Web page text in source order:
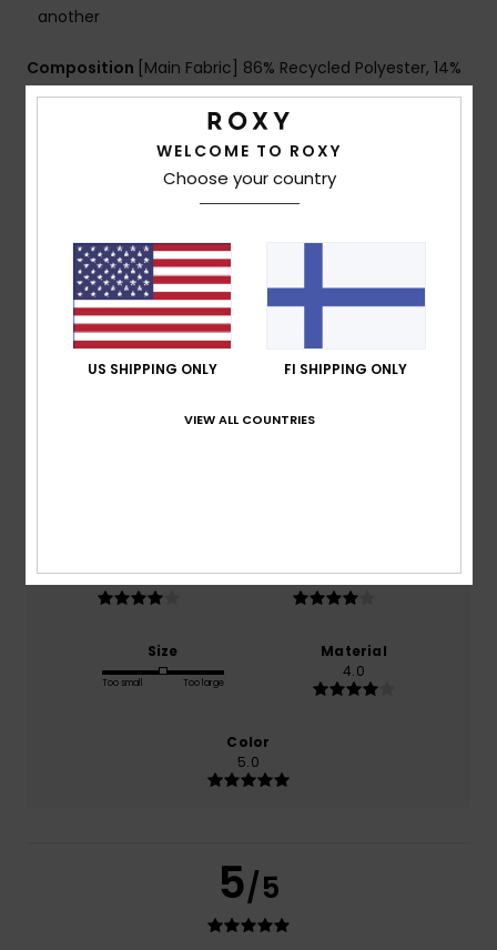
another
Composition [Main Fabric] 86% Recycled Polyester, 14%
Elastane
Shipping & Returns
Customer Reviews
Average Score
5.0/5
4.0
4.0
Size
Too small Too large
Material
4.0
Color
5.0
5/5
WELCOME TO ROXY
Choose your country
US SHIPPING ONLY FI SHIPPING ONLY
VIEW ALL COUNTRIES